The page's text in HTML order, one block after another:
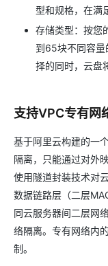
型和规格，在满
存储类型：按您
到65块不同容量
择的同时，云盘
支持VPC专有网
基于阿里云构建的一
隔离，只能通过对外
使用隧道封装技术对
数据链路层（二层
同云服务器间二层网
络隔离。专有网络内
制。